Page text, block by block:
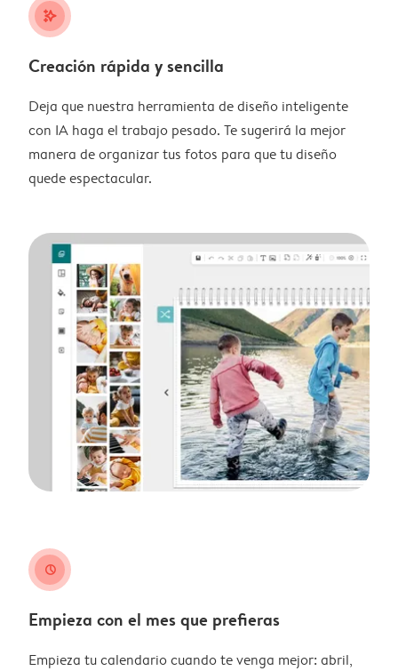
stars_plus
Creación rápida y sencilla
Deja que nuestra herramienta de diseño inteligente
con IA haga el trabajo pesado. Te sugerirá la mejor
manera de organizar tus fotos para que tu diseño
quede espectacular.
clock
Empieza con el mes que prefieras
Empieza tu calendario cuando te venga mejor: abril,